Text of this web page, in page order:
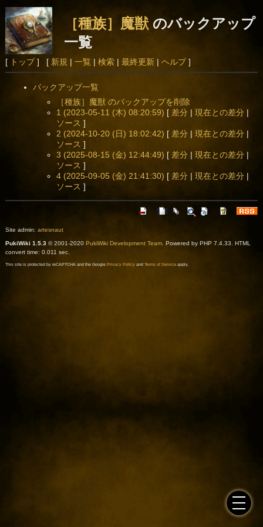
［種族］魔獣のバックアップ
一覧
[ トップ] [ 新規 | 一覧 | 検索| 最終更新| ヘルプ]
バックアップ一覧
［種族］魔獣 のバックアップを削除
1 (2023-05-11 (木) 08:20:59) [ 差分 |現在との差分 |
ソース ]
2 (2024-10-20 (日) 18:02:42) [ 差分 |現在との差分 |
ソース ]
3 (2025-08-15 (金) 12:44:49) [ 差分 |現在との差分 |
ソース ]
4 (2025-09-05 (金) 21:41:30) [ 差分 |現在との差分 |
ソース ]
Site admin: artesnaut
PukiWiki 1.5.3© 2001-2020 PukiWiki Development Team. Powered by PHP 7.4.33. HTML
convert time: 0.011 sec.
This site is protected by reCAPTCHA and the Google Privacy Policyand Terms of Serviceapply.